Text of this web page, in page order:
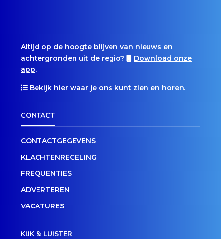
Altijd op de hoogte blijven van nieuws en
achtergronden uit de regio?
Download onze
app.
Bekijk hier waar je ons kunt zien en horen.
CONTACT
CONTACTGEGEVENS
KLACHTENREGELING
FREQUENTIES
ADVERTEREN
VACATURES
KIJK & LUISTER